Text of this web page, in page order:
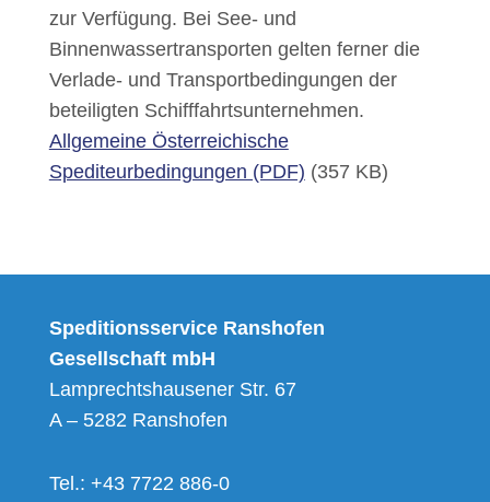
zur Verfügung. Bei See- und
Binnenwassertransporten gelten ferner die
Verlade- und Transportbedingungen der
beteiligten Schifffahrtsunternehmen.
Allgemeine Österreichische
Spediteurbedingungen (PDF) (357 KB)
Speditionsservice Ranshofen
Gesellschaft mbH
Lamprechtshausener Str. 67
A – 5282 Ranshofen
Tel.: +43 7722 886-0